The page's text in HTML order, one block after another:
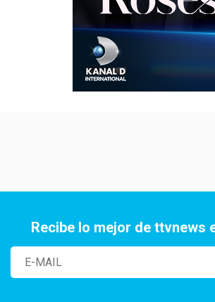
Recibe lo mejor de ttvnews